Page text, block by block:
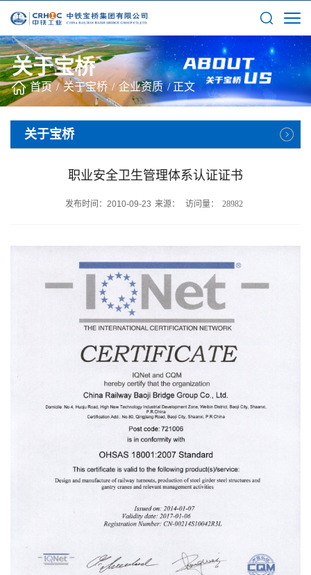
关于宝桥
首页 / 关于宝桥 / 企业资质 /正文
关于宝桥
职业安全卫生管理体系认证证书
发布时间：2010-09-23 来源： 访问量： 28982